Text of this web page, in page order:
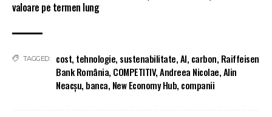
valoare pe termen lung
TAGGED: cost, tehnologie, sustenabilitate,AI, carbon, Raiffeisen
Bank România, COMPETITIV,Andreea Nicolae,Alin
Neacșu, banca, New Economy Hub, companii